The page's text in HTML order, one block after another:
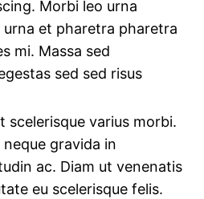
Morbi leo urna
urna et pharetra pharetra
mi. Massa sed
sed sed risus
scelerisque varius morbi.
gravida in
ac. Diam ut venenatis
eu scelerisque felis.